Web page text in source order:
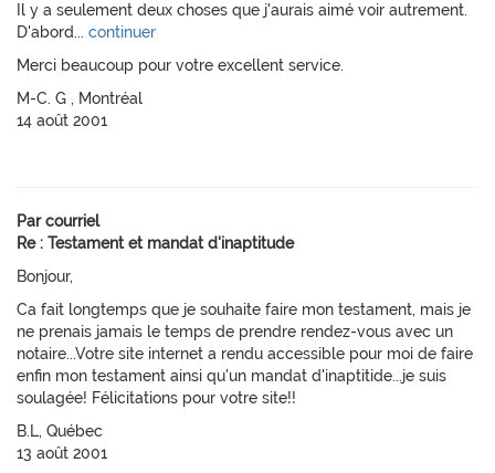
Il y a seulement deux choses que j'aurais aimé voir autrement.
D'abord... continuer
Merci beaucoup pour votre excellent service.
M-C. G , Montréal
14 août 2001
Par courriel
Re : Testament et mandat d'inaptitude
Bonjour,
Ca fait longtemps que je souhaite faire mon testament, mais je
ne prenais jamais le temps de prendre rendez-vous avec un
notaire...Votre site internet a rendu accessible pour moi de faire
enfin mon testament ainsi qu'un mandat d'inaptitide...je suis
soulagée! Félicitations pour votre site!!
B.L, Québec
13 août 2001